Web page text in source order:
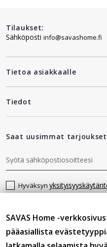
Tilaukset:
Sähköposti info@savashome.fi
Tietoa asiakkaalle
Tiedot
Saat uusimmat
Hyväksyn
SAVAS Home -
pääasiallista